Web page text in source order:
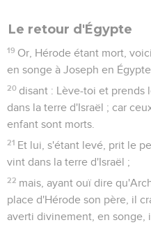
Le retour d'Égypte
19 Or, Hérode étant mort,
en songe à Joseph en Égypte,
20 disant : Lève-toi et prends
dans la terre d'Israël ; car
enfant sont morts.
21 Et lui, s'étant levé, prit le
vint dans la terre d'Israël ;
22 mais, ayant ouï dire
place d'Hérode son père, il
averti divinement, en songe,